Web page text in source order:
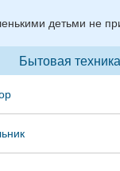
детьми не
Бытовая техника